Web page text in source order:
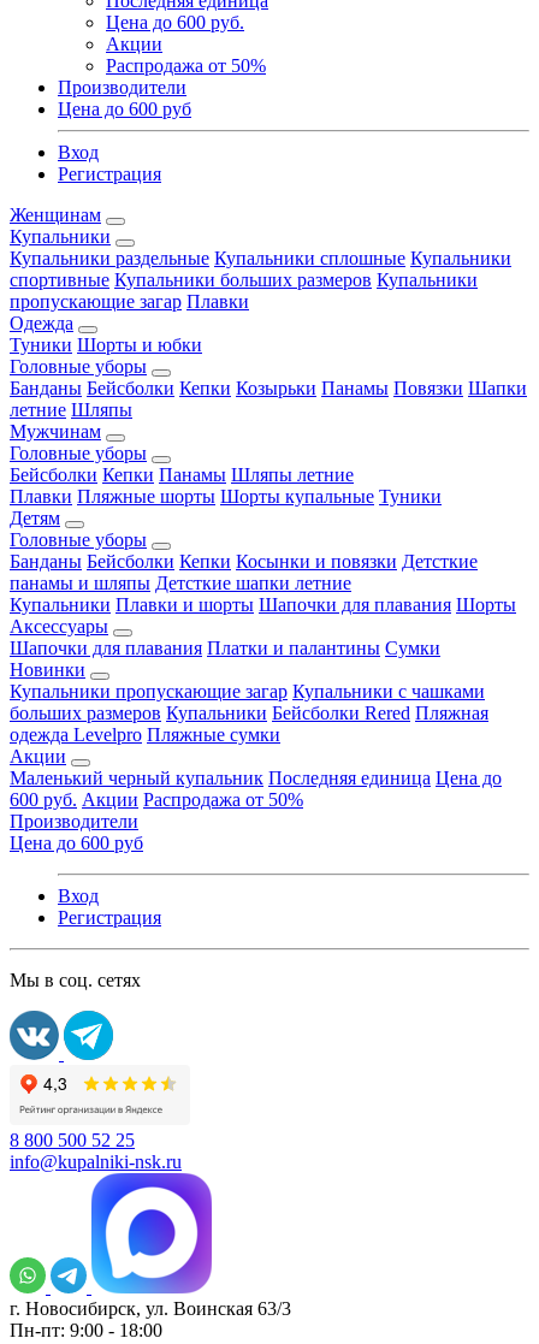
Цена до 600 руб.
Акции
Распродажа от 50%
Производители
Цена до 600 руб
Вход
Регистрация
Женщинам
Купальники
Купальники раздельные Купальники сплошные Купальники
спортивные Купальники больших размеров Купальники
пропускающие загар Плавки
Одежда
Туники Шорты и юбки
Головные уборы
Банданы Бейсболки Кепки Козырьки Панамы Повязки Шапки
летние Шляпы
Мужчинам
Головные уборы
Бейсболки Кепки Панамы Шляпы летние
Плавки Пляжные шорты Шорты купальные Туники
Детям
Головные уборы
Банданы Бейсболки Кепки Косынки и повязки Детсткие
панамы и шляпы Детсткие шапки летние
Купальники Плавки и шорты Шапочки для плавания Шорты
Аксессуары
Шапочки для плавания Платки и палантины Сумки
Новинки
Купальники пропускающие загар Купальники с чашками
больших размеров Купальники Бейсболки Rered Пляжная
одежда Levelpro Пляжные сумки
Акции
Маленький черный купальник Последняя единица Цена до
600 руб. Акции Распродажа от 50%
Производители
Цена до 600 руб
Вход
Регистрация
Мы в соц. сетях
8 800 500 52 25
info@kupalniki-nsk.ru
г. Новосибирск, ул. Воинская 63/3
Пн-пт: 9:00 - 18:00